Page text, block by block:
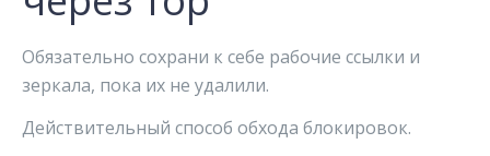
Обязательно сохрани к себе рабочие ссылки и
зеркала, пока их не удалили.
Действительный способ обхода блокировок.